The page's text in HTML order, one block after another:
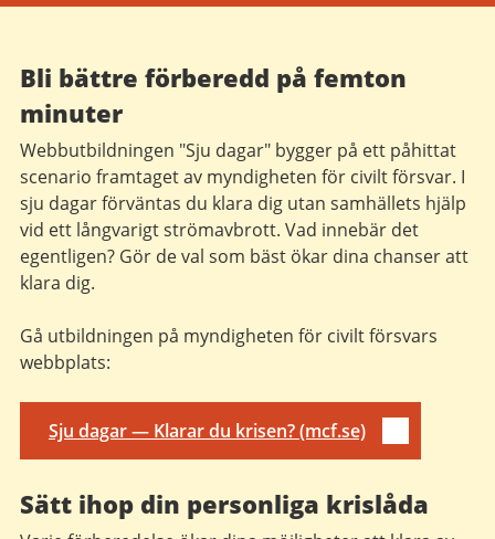
Bli bättre förberedd på femton
minuter
Webbutbildningen "Sju dagar" bygger på ett påhittat
scenario framtaget av myndigheten för civilt försvar. I
sju dagar förväntas du klara dig utan samhällets hjälp
vid ett långvarigt strömavbrott. Vad innebär det
egentligen? Gör de val som bäst ökar dina chanser att
klara dig.
Gå utbildningen på myndigheten för civilt försvars
webbplats:
Sju dagar — Klarar du krisen? (mcf.se)
Sätt ihop din personliga krislåda